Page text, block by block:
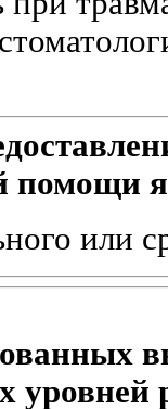
помощи
или
уровней